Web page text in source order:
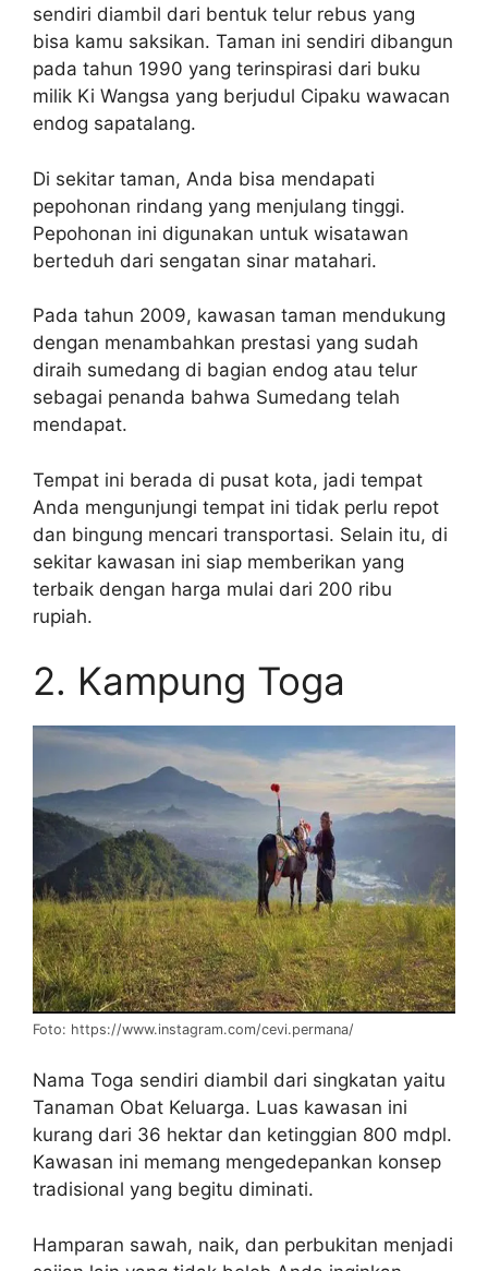
sendiri diambil dari bentuk telur rebus yang
bisa kamu saksikan. Taman ini sendiri dibangun
pada tahun 1990 yang terinspirasi dari buku
milik Ki Wangsa yang berjudul Cipaku wawacan
endog sapatalang.
Di sekitar taman, Anda bisa mendapati
pepohonan rindang yang menjulang tinggi.
Pepohonan ini digunakan untuk wisatawan
berteduh dari sengatan sinar matahari.
Pada tahun 2009, kawasan taman mendukung
dengan menambahkan prestasi yang sudah
diraih sumedang di bagian endog atau telur
sebagai penanda bahwa Sumedang telah
mendapat.
Tempat ini berada di pusat kota, jadi tempat
Anda mengunjungi tempat ini tidak perlu repot
dan bingung mencari transportasi. Selain itu, di
sekitar kawasan ini siap memberikan yang
terbaik dengan harga mulai dari 200 ribu
rupiah.
2. Kampung Toga
Foto: https://www.instagram.com/cevi.permana/
Nama Toga sendiri diambil dari singkatan yaitu
Tanaman Obat Keluarga. Luas kawasan ini
kurang dari 36 hektar dan ketinggian 800 mdpl.
Kawasan ini memang mengedepankan konsep
tradisional yang begitu diminati.
Hamparan sawah, naik, dan perbukitan menjadi